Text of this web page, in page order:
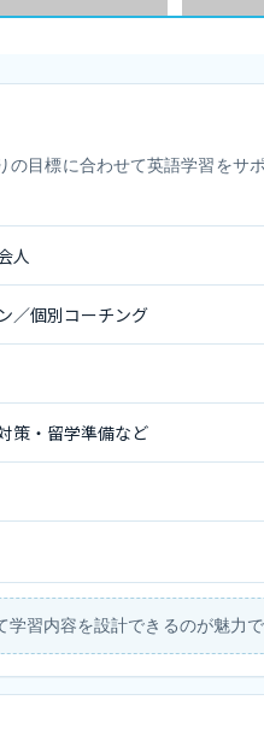
目標に合わせて英語学習をサ
人
／個別コーチング
策・留学準備など
習内容を設計できるのが魅力